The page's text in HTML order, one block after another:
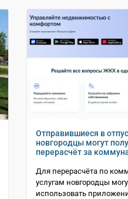
Отправившиеся в
новгородцы могут
перерасчёт за
Для перерасчёта по
услугам новгородцы
использовать